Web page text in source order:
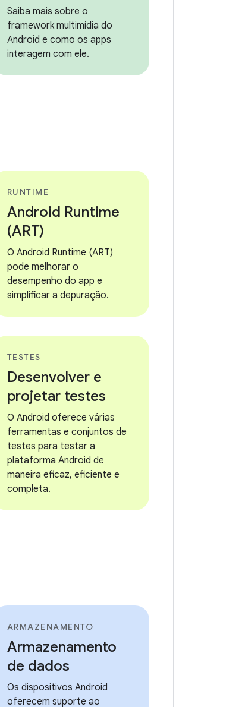
Saiba mais sobre o
framework multimídia do
Android e como os apps
interagem com ele.
RUNTIME
Android Runtime
(ART)
O Android Runtime (ART)
pode melhorar o
desempenho do app e
simplificar a depuração.
TESTES
Desenvolver e
projetar testes
O Android oferece várias
ferramentas e conjuntos de
testes para testar a
plataforma Android de
maneira eficaz, eficiente e
completa.
ARMAZENAMENTO
Armazenamento
de dados
Os dispositivos Android
oferecem suporte ao